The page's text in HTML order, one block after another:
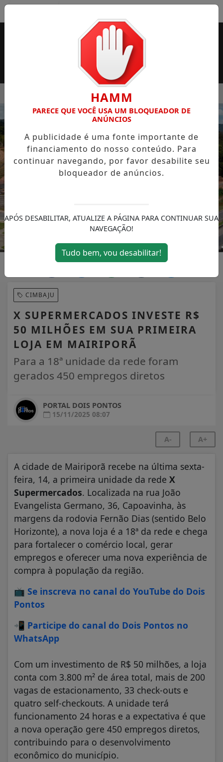
ROSSI SERÁ BREVEMENTE INAUGURADA EM
EM ALTA
CIMBAJU
X SUPERMERCADOS INVESTE R$
50 MILHÕES EM SUA PRIMEIRA
LOJA EM MAIRIPORÃ
Para a 18ª unidade da rede foram
gerados 450 empregos diretos
PORTAL DOIS PONTOS
15/11/2025 08:07
A- A+
A cidade de Mairiporã recebe na última sexta-
feira, 14, a primeira unidade da rede X
Supermercados. Localizada na rua João
Evangelista Germano, 36, Capoavinha, às
margens da rodovia Fernão Dias (sentido Belo
Horizonte), a nova loja é a 18ª da rede e chega
para fortalecer o comércio local, gerar
empregos e oferecer uma nova experiência de
compra à população da região.
📺 Se inscreva no canal do YouTube do Dois
Pontos
📲 Participe do canal do Dois Pontos no
WhatsApp
Com um investimento de R$ 50 milhões, a loja
conta com 3.800 m² de área total, mais de 200
vagas de estacionamento, 33 check-outs e
quatro self-checkouts. A unidade terá
funcionamento 24 horas e a expectativa é que
a nova operação gere 450 empregos diretos,
contribuindo para o desenvolvimento
econômico do município.
HAMM
PARECE QUE VOCÊ USA UM BLOQUEADOR DE
ANÚNCIOS
A publicidade é uma fonte importante de
financiamento do nosso conteúdo. Para
continuar navegando, por favor desabilite seu
bloqueador de anúncios.
APÓS DESABILITAR, ATUALIZE A PÁGINA PARA CONTINUAR SUA
NAVEGAÇÃO!
Tudo bem, vou desabilitar!